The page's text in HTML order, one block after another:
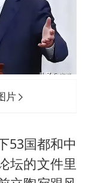
片
53国都和中
坛的文件里